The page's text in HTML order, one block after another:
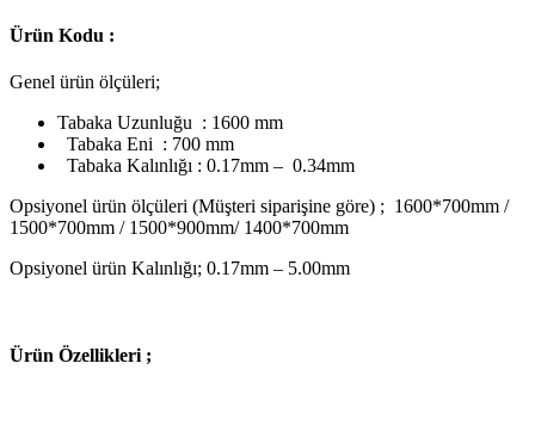
Ürün Kodu :
Genel ürün ölçüleri;
Tabaka Uzunluğu : 1600 mm
Tabaka Eni : 700 mm
Tabaka Kalınlığı : 0.17mm – 0.34mm
Opsiyonel ürün ölçüleri (Müşteri siparişine göre) ; 1600*700mm /
1500*700mm / 1500*900mm/ 1400*700mm
Opsiyonel ürün Kalınlığı; 0.17mm – 5.00mm
Ürün Özellikleri ;